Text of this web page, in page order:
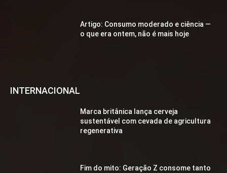
Artigo: Consumo moderado e ciência —
o que era ontem, não é mais hoje
INTERNACIONAL
Marca britânica lança cerveja
sustentável com cevada de agricultura
regenerativa
Fim do mito: Geração Z consome tanto